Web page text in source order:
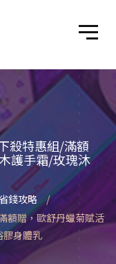
殺特惠組/滿額
護手霜/玫瑰沐
錢攻略
額贈，歐舒丹蠟菊賦活
膠身體乳